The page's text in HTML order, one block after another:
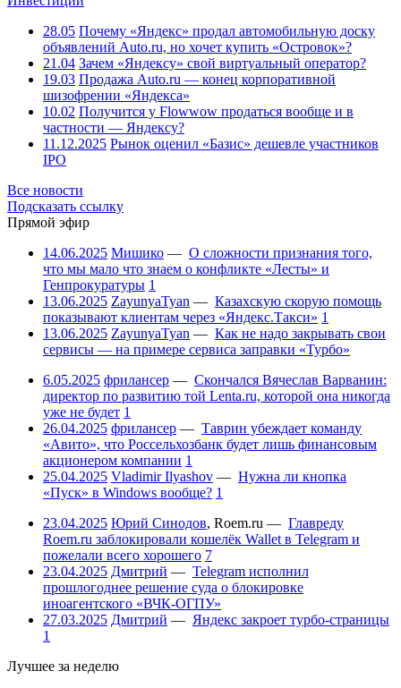
28.05 Почему «Яндекс» продал автомобильную доску
объявлений Auto.ru, но хочет купить «Островок»?
21.04 Зачем «Яндексу» свой виртуальный оператор?
19.03 Продажа Auto.ru — конец корпоративной
шизофрении «Яндекса»
10.02 Получится у Flowwow продаться вообще и в
частности — Яндексу?
11.12.2025 Рынок оценил «Базис» дешевле участников
IPO
Все новости
Подсказать ссылку
Прямой эфир
14.06.2025 Мишико — О сложности признания того,
что мы мало что знаем о конфликте «Лесты» и
Генпрокуратуры 1
13.06.2025 ZayunyaTyan — Казахскую скорую помощь
показывают клиентам через «Яндекс.Такси» 1
13.06.2025 ZayunyaTyan — Как не надо закрывать свои
сервисы — на примере сервиса заправки «Турбо»
6.05.2025 фрилансер — Скончался Вячеслав Варванин:
директор по развитию той Lenta.ru, которой она никогда
уже не будет 1
26.04.2025 фрилансер — Таврин убеждает команду
«Авито», что Россельхозбанк будет лишь финансовым
акционером компании 1
25.04.2025 Vladimir Ilyashov — Нужна ли кнопка
«Пуск» в Windows вообще? 1
23.04.2025 Юрий Синодов, Roem.ru — Главреду
Roem.ru заблокировали кошелёк Wallet в Telegram и
пожелали всего хорошего 7
23.04.2025 Дмитрий — Telegram исполнил
прошлогоднее решение суда о блокировке
иноагентского «ВЧК-ОГПУ»
27.03.2025 Дмитрий — Яндекс закроет турбо-страницы
1
Лучшее за неделю